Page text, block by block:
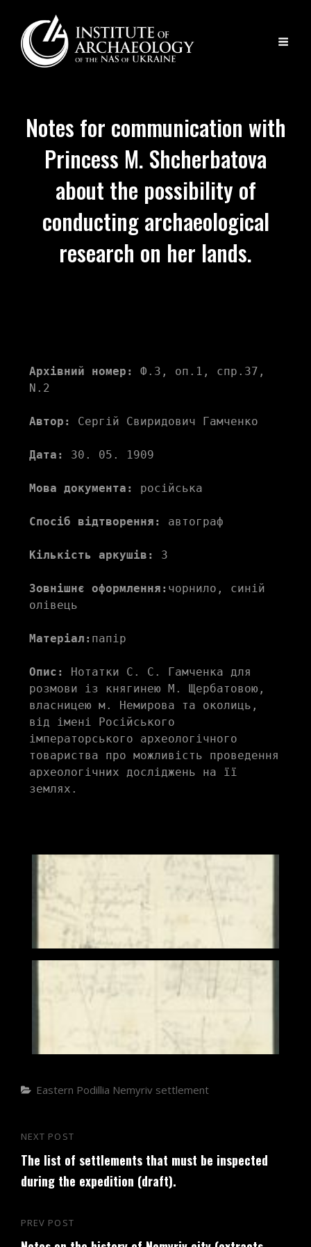
Notes for communication with
Princess M. Shcherbatova
about the possibility of
conducting archaeological
research on her lands.
Архівний номер:
Ф.3, оп.1, спр.37,
N.2
Автор: Сергій Свиридович Гамченко
Дата: 30. 05. 1909
Мова документа: російська
Спосіб відтворення: автограф
Кількість аркушів: 3
Зовнішнє оформлення: чорнило, синій
олівець
Матеріал: папір
Опис:
Нотатки С. С. Гамченка для
розмови із княгинею М. Щербатовою,
власницею м. Немирова та околиць,
від імені Російського
імператорського археологічного
товариства про можливість проведення
археологічних досліджень на її
землях.
Categories
Eastern Podillia Nemyriv settlement
Post
navigation
Previous
PREV POST
Next
Post
NEXT POST
The list of settlements that must be inspected
during the expedition (draft).